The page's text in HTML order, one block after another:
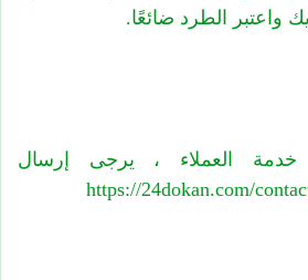
واعتبر الطرد ضائعًا.
خدمة العملاء ، يرجى إرسال